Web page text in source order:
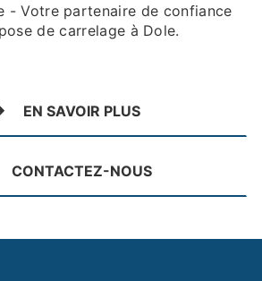
- Votre partenaire de confiance
de carrelage à Dole.
EN SAVOIR PLUS
CONTACTEZ-NOUS